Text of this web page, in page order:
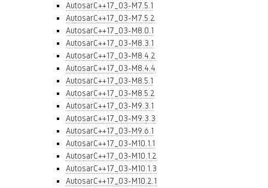
AutosarC++17_03-M7.5.1
AutosarC++17_03-M7.5.2
AutosarC++17_03-M8.0.1
AutosarC++17_03-M8.3.1
AutosarC++17_03-M8.4.2
AutosarC++17_03-M8.4.4
AutosarC++17_03-M8.5.1
AutosarC++17_03-M8.5.2
AutosarC++17_03-M9.3.1
AutosarC++17_03-M9.3.3
AutosarC++17_03-M9.6.1
AutosarC++17_03-M10.1.1
AutosarC++17_03-M10.1.2
AutosarC++17_03-M10.1.3
AutosarC++17_03-M10.2.1